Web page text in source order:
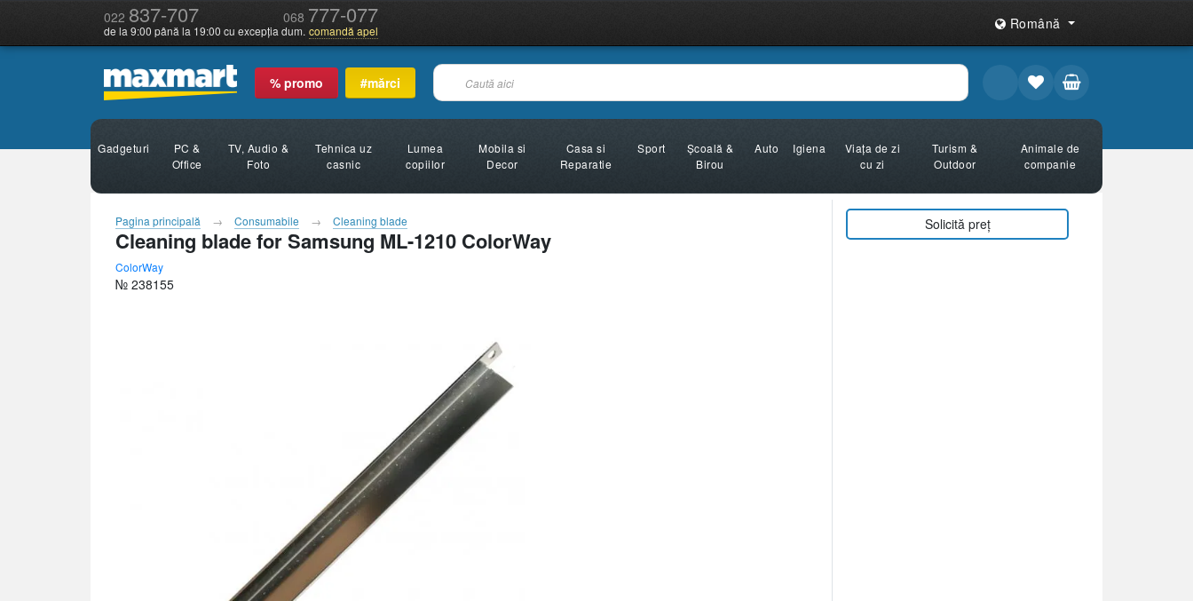
022 837-707 068 777-077
de la 9:00 până la 19:00 cu excepția dum. comandă apel Română
% promo #mărci
Gadgeturi
PC &
Office
TV, Audio &
Foto
Tehnica uz
casnic
Lumea
copiilor
Mobila si
Decor
Casa si
Reparatie
Sport
Şcoală &
Birou
Auto Igiena
Viața de zi
cu zi
Turism &
Outdoor
Animale de
companie
Pagina principală Consumabile Cleaning blade
Cleaning blade for Samsung ML-1210 ColorWay
ColorWay
№ 238155
Solicită preț